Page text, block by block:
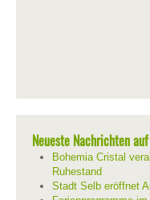
Neueste Nachrichten
Bohemia Cristal
Ruhestand
Stadt Selb eröffnet